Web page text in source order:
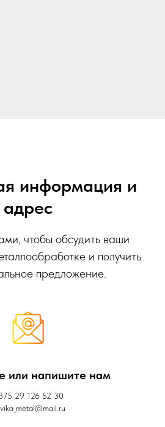
информация и
адрес
чтобы обсудить ваши
и получить
предложение.
или напишите нам
29 126 52 30